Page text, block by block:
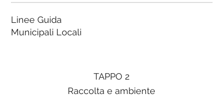
Linee Guida
Municipali Locali
TAPPO 2
Raccolta e ambiente